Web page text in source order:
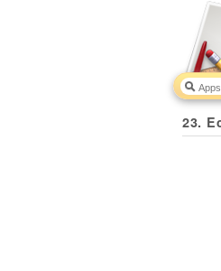
23.